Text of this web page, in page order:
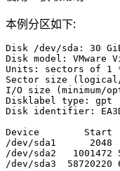
本例分区如下:
Disk /dev/sda: 30
Disk model: VMware
Units: sectors of 1
Sector size
I/O size (minimum/
Disklabel type: gpt
Disk identifier:
Device        Start
/dev/sda1      2048
/dev/sda2   1001472